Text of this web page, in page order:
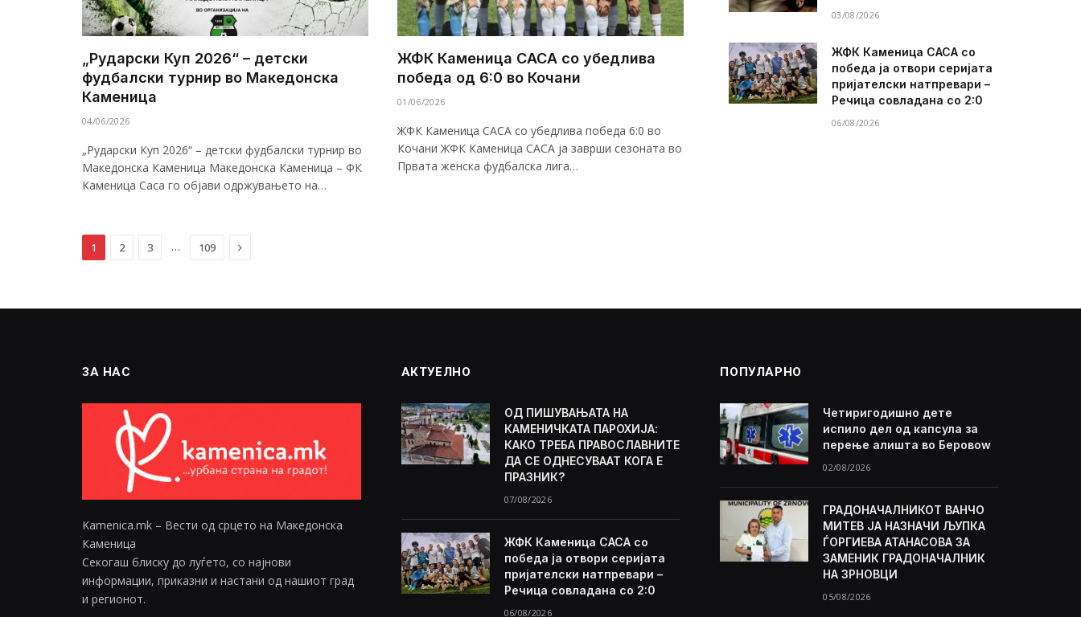
„Рударски Куп 2026“ – детски
фудбалски турнир во Македонска
Каменица
04/06/2026
„Рударски Куп 2026“ – детски фудбалски турнир во
Македонска Каменица Македонска Каменица – ФК
Каменица Саса го објави одржувањето на…
ЖФК Каменица САСА со убедлива
победа од 6:0 во Кочани
01/06/2026
ЖФК Каменица САСА со убедлива победа 6:0 во
Кочани ЖФК Каменица САСА ја заврши сезоната во
Првата женска фудбалска лига…
1 2 3 … 109 Next
03/08/2026
ЖФК Каменица САСА со
победа ја отвори серијата
пријателски натпревари –
Речица совладана со 2:0
06/08/2026
ЗА НАС
Kamenica.mk – Вести од срцето на Македонска
Каменица
Секогаш блиску до луѓето, со најнови
информации, приказни и настани од нашиот град
и регионот.
АКТУЕЛНО
ОД ПИШУВАЊАТА НА
КАМЕНИЧКАТА ПАРОХИЈА:
КАКО ТРЕБА ПРАВОСЛАВНИТЕ
ДА СЕ ОДНЕСУВААТ КОГА Е
ПРАЗНИК?
07/08/2026
ЖФК Каменица САСА со
победа ја отвори серијата
пријателски натпревари –
Речица совладана со 2:0
06/08/2026
ПОПУЛАРНО
Четиригодишно дете
испило дел од капсула за
перење алишта во Беровоw
02/08/2026
ГРАДОНАЧАЛНИКОТ ВАНЧО
МИТЕВ ЈА НАЗНАЧИ ЉУПКА
ЃОРГИЕВА АТАНАСОВА ЗА
ЗАМЕНИК ГРАДОНАЧАЛНИК
НА ЗРНОВЦИ
05/08/2026